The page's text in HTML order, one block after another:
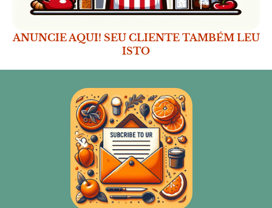
ANUNCIE AQUI! SEU CLIENTE TAMBÉM LEU
ISTO